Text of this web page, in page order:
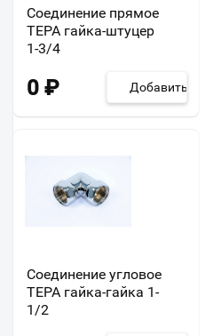
Соединение прямое
ТЕРА гайка-штуцер
1-3/4
0 ₽ Добавить
Соединение угловое
ТЕРА гайка-гайка 1-
1/2